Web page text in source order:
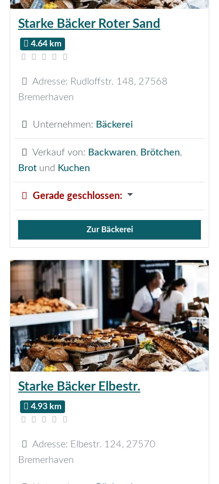
Starke Bäcker Roter Sand
4.64 km
Adresse: Rudloffstr. 148, 27568
Bremerhaven
Unternehmen: Bäckerei
Verkauf von: Backwaren, Brötchen,
Brot und Kuchen
Gerade geschlossen:
Verkauf von Brötchen,
Zur Bäckerei
Starke Bäcker Elbestr.
4.93 km
Adresse: Elbestr. 124, 27570
Bremerhaven